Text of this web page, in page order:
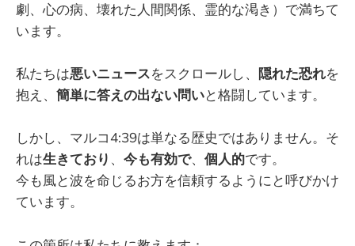
劇、心の病、壊れた人間関係、霊的な渇き）で満ちて
います。
私たちは悪いニュースをスクロールし、 隠れた恐れを
抱え、 簡単に答えの出ない問いと格闘しています。
しかし、マルコ4:39は単なる歴史ではありません。そ
れは生きており 、 今も有効で、 個人的です。
今も風と波を命じるお方を信頼するようにと呼びかけ
ています。